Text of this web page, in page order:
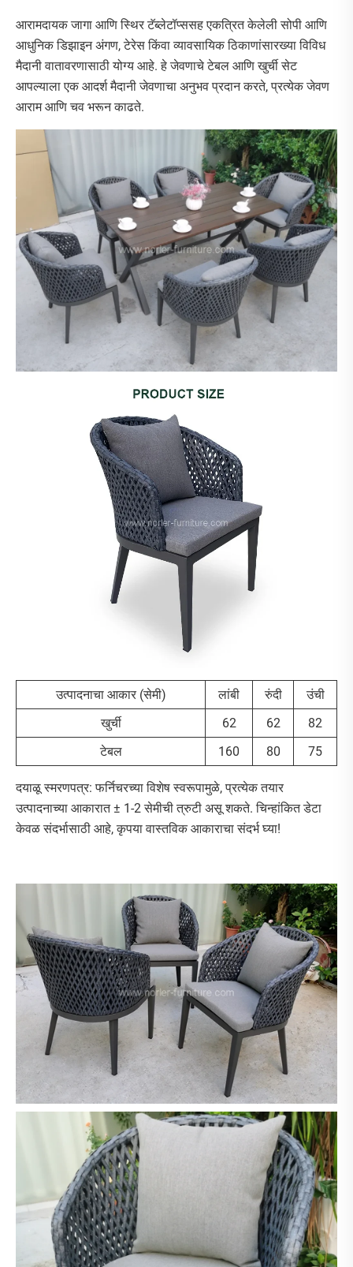
आरामदायक जागा आणि स्थिर टॅब्लेटॉप्ससह एकत्रित केलेली सोपी आणि
आधुनिक डिझाइन अंगण, टेरेस किंवा व्यावसायिक ठिकाणांसारख्या विविध
मैदानी वातावरणासाठी योग्य आहे. हे जेवणाचे टेबल आणि खुर्ची सेट
आपल्याला एक आदर्श मैदानी जेवणाचा अनुभव प्रदान करते, प्रत्येक जेवण
आराम आणि चव भरून काढते.
उत्पादनाचा आकार (सेमी) लांबी रुंदी
उंची
खुर्ची
62 62
82
टेबल
160 80 75
दयाळू स्मरणपत्र: फर्निचरच्या विशेष स्वरूपामुळे, प्रत्येक तयार
उत्पादनाच्या आकारात ± 1-2 सेमीची त्रुटी असू शकते. चिन्हांकित डेटा
केवळ संदर्भासाठी आहे, कृपया वास्तविक आकाराचा संदर्भ घ्या!